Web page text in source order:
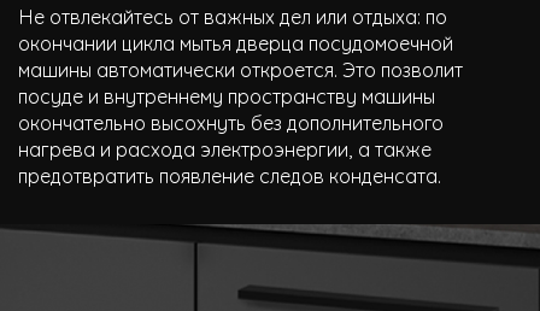
Не отвлекайтесь от важных дел или отдыха: по
окончании цикла мытья дверца посудомоечной
машины автоматически откроется. Это позволит
посуде и внутреннему пространству машины
окончательно высохнуть без дополнительного
нагрева и расхода электроэнергии, а также
предотвратить появление следов конденсата.